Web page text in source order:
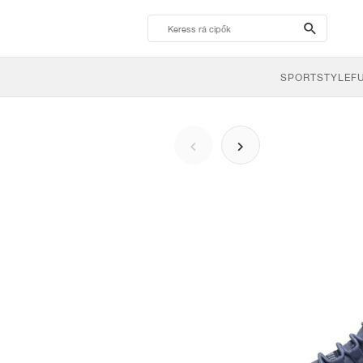
search-
btn
SPORTSTYLE